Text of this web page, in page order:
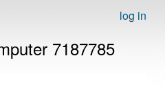
log in
7187785